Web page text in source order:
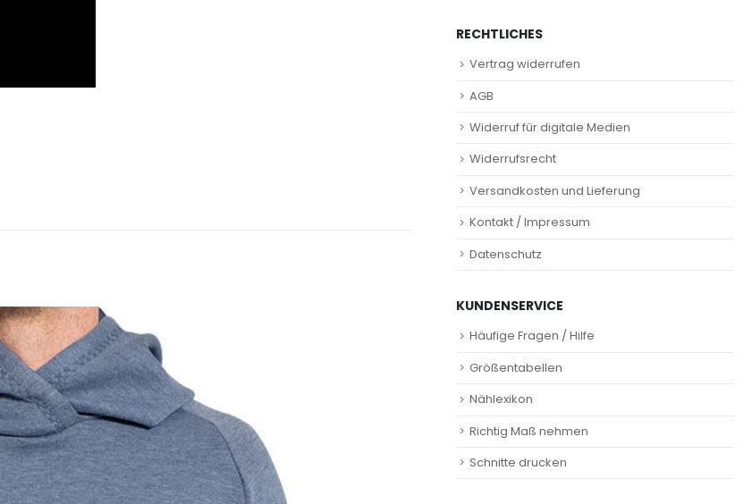
RECHTLICHES
Vertrag widerrufen
AGB
Widerruf für digitale Medien
Widerrufsrecht
Versandkosten und Lieferung
Kontakt / Impressum
Datenschutz
KUNDENSERVICE
Häufige Fragen / Hilfe
Größentabellen
Nählexikon
Richtig Maß nehmen
Schnitte drucken